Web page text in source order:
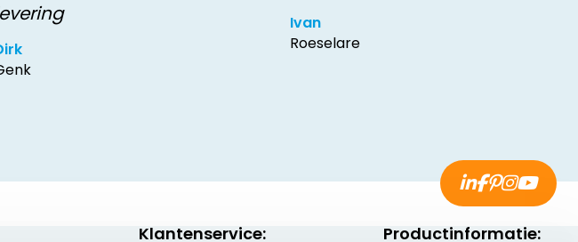
Ivan
Roeselare
Klantenservice: Productinformatie: